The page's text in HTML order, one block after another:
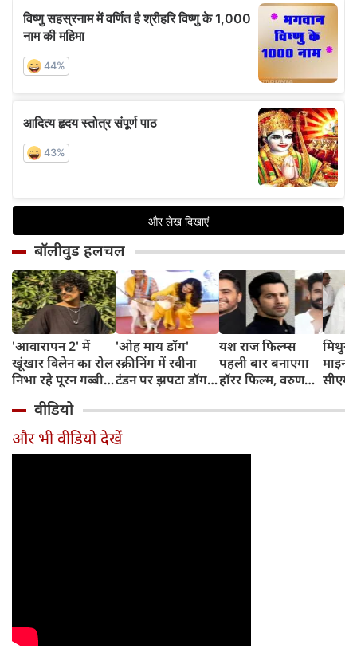
बॉलीवुड हलचल
'आवारापन 2' में
खूंखार विलेन का रोल
निभा रहे पूरन गब्बी
संग है खास रिश्ता
'ओह माय डॉग'
स्क्रीनिंग में रवीना
टंडन पर झपटा डॉग,
ने ऐसे दिखाई
दरियादिली
यश राज फिल्म्स
पहली बार बनाएगा
हॉरर फिल्म, वरुण
रोल
मिथुन
सीएम
पहुंचे
वीडियो
और भी वीडियो देखें